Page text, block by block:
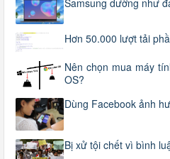
Samsung dường như
Hơn 50.000 lượt tải
Nên chọn mua máy
OS?
Dùng Facebook ảnh
Bị xử tội chết vì bình